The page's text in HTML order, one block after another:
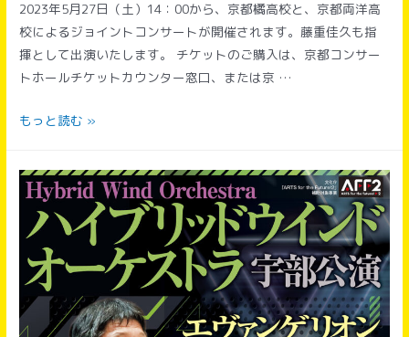
期
演
奏
会
2023年5月27日（土）14：00から、京都橘高校と、京都両洋高
校によるジョイントコンサートが開催されます。藤重佳久も指
揮として出演いたします。 チケットのご購入は、京都コンサー
トホールチケットカウンター窓口、または京 …
京
洋
校・
京
都
橘
高
もっと読む »